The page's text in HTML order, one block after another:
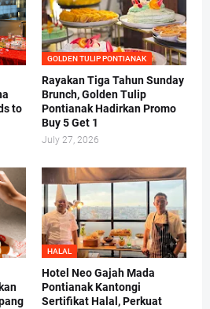
to
GOLDEN TULIP PONTIANAK
Rayakan Tiga Tahun Sunday
Brunch, Golden Tulip
Pontianak Hadirkan Promo
Buy 5 Get 1
July 27, 2026
HALAL
Hotel Neo Gajah Mada
Pontianak Kantongi
Sertifikat Halal, Perkuat